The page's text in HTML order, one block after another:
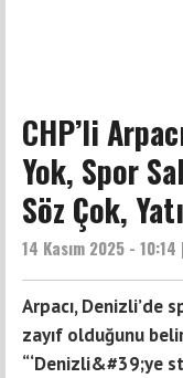
CHP’li
Yok, Spor
Söz Çok,
14 Kasım 2025 - 10:14
Arpacı, Denizli’de
zayıf olduğunu
“‘Denizli&#39;ye